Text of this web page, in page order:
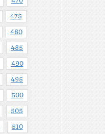
475
480
485
490
495
500
505
510